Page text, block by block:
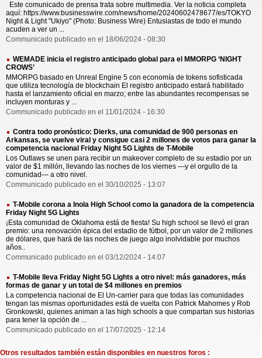
Este comunicado de prensa trata sobre multimedia. Ver la noticia completa
aquí: https://www.businesswire.com/news/home/20240602478677/es/TOKYO
Night & Light "Ukiyo" (Photo: Business Wire) Entusiastas de todo el mundo
acuden a ver un ...
Communicado publicado en el 18/06/2024 - 08:30
WEMADE inicia el registro anticipado global para el MMORPG ‘NIGHT
CROWS’
MMORPG basado en Unreal Engine 5 con economía de tokens sofisticada
que utiliza tecnología de blockchain El registro anticipado estará habilitado
hasta el lanzamiento oficial en marzo; entre las abundantes recompensas se
incluyen monturas y ...
Communicado publicado en el 11/01/2024 - 16:30
Contra todo pronóstico: Dierks, una comunidad de 900 personas en
Arkansas, se vuelve viral y consigue casi 2 millones de votos para ganar la
competencia nacional Friday Night 5G Lights de T-Mobile
Los Outlaws se unen para recibir un makeover completo de su estadio por un
valor de $1 millón, llevando las noches de los viernes —y el orgullo de la
comunidad— a otro nivel.
Communicado publicado en el 30/10/2025 - 13:07
T-Mobile corona a Inola High School como la ganadora de la competencia
Friday Night 5G Lights
¡Esta comunidad de Oklahoma está de fiesta! Su high school se llevó el gran
premio: una renovación épica del estadio de fútbol, por un valor de 2 millones
de dólares, que hará de las noches de juego algo inolvidable por muchos
años..
Communicado publicado en el 03/12/2024 - 14:07
T-Mobile lleva Friday Night 5G Lights a otro nivel: más ganadores, más
formas de ganar y un total de $4 millones en premios
La competencia nacional de El Un-carrier para que todas las comunidades
tengan las mismas oportunidades está de vuelta con Patrick Mahomes y Rob
Gronkowski, quienes animan a las high schools a que compartan sus historias
para tener la opción de ...
Communicado publicado en el 17/07/2025 - 12:14
Otros resultados también están disponibles en nuestros foros :